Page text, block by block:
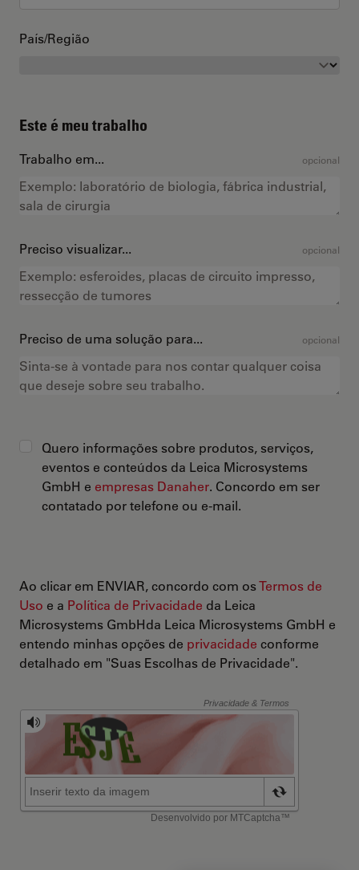
País/Região
Este é meu trabalho
Trabalho em... opcional
Preciso visualizar... opcional
Preciso de uma solução para... opcional
Quero informações sobre produtos, serviços,
eventos e conteúdos da Leica Microsystems
GmbH e empresas Danaher. Concordo em ser
contatado por telefone ou e-mail.
Ao clicar em ENVIAR, concordo com osTermos de
Uso e a Política de Privacidade da Leica
Microsystems GmbHda Leica Microsystems GmbH e
entendo minhas opções de privacidade conforme
detalhado em "Suas Escolhas de Privacidade".